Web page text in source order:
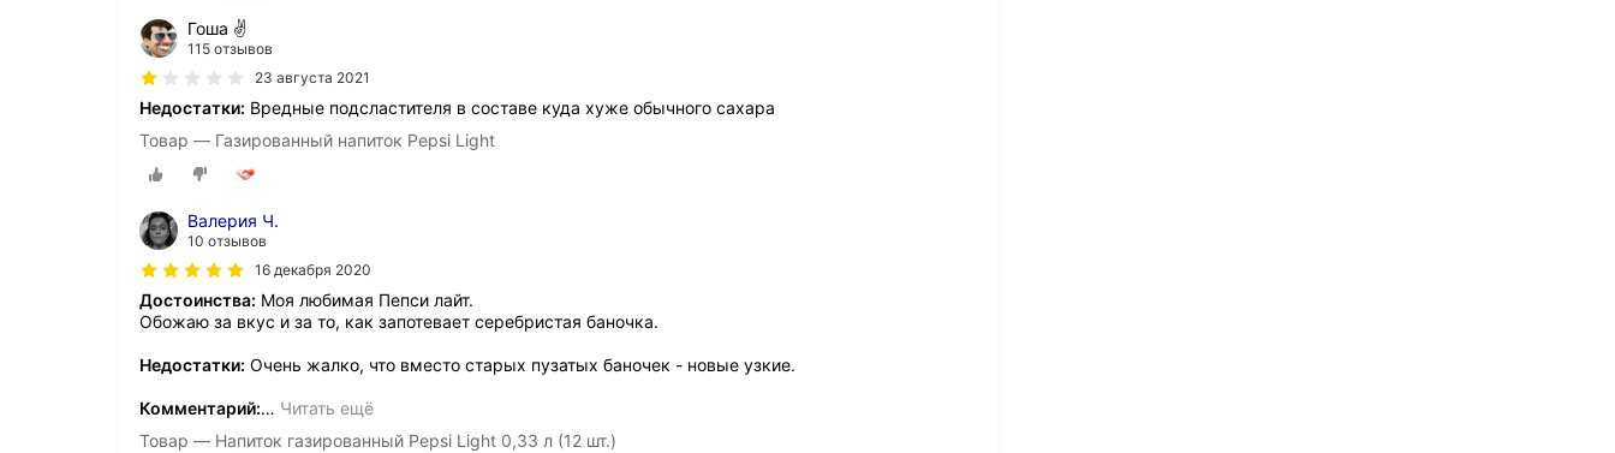
Гоша ✌
115 отзывов
23 августа 2021
Недостатки: Вредные подсластителя в составе куда хуже обычного сахара
Товар — Газированный напиток Pepsi Light
Валерия Ч.
10 отзывов
16 декабря 2020
Достоинства: Моя любимая Пепси лайт.
Обожаю за вкус и за то, как запотевает серебристая баночка.
Недостатки: Очень жалко, что вместо старых пузатых баночек - новые узкие.
Комментарий:… Читать ещё
Товар — Напиток газированный Pepsi Light 0,33 л (12 шт.)